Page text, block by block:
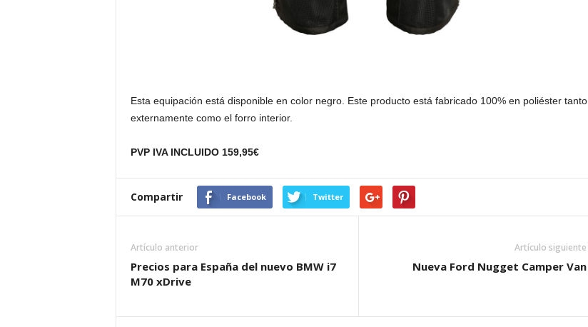
Esta equipación está disponible en color negro. Este producto está fabricado 100% en poliéster tanto
externamente como el forro interior.
PVP IVA INCLUIDO 159,95€
Compartir Facebook Twitter
Artículo anterior
Precios para España del nuevo BMW i7
M70 xDrive
Artículo siguiente
Nueva Ford Nugget Camper Van